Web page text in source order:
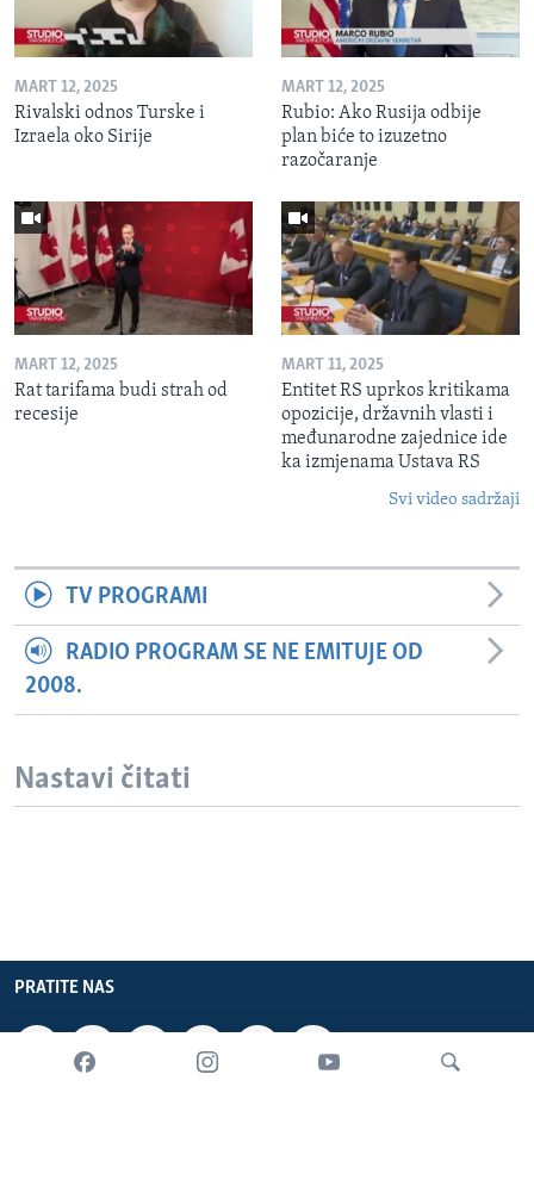
MART 12, 2025
Rivalski odnos Turske i
Izraela oko Sirije
MART 12, 2025
Rubio: Ako Rusija odbije
plan biće to izuzetno
razočaranje
MART 12, 2025
Rat tarifama budi strah od
recesije
MART 11, 2025
Entitet RS uprkos kritikama
opozicije, državnih vlasti i
međunarodne zajednice ide
ka izmjenama Ustava RS
Svi video sadržaji
TV PROGRAMI
RADIO PROGRAM SE NE EMITUJE OD
2008.
Nastavi čitati
PRATITE NAS